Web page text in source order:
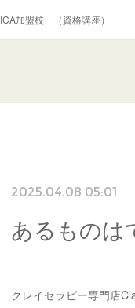
ICA加盟校 （資格講座）
2025.04.08 05:01
あるものは
クレイセラピー専門店